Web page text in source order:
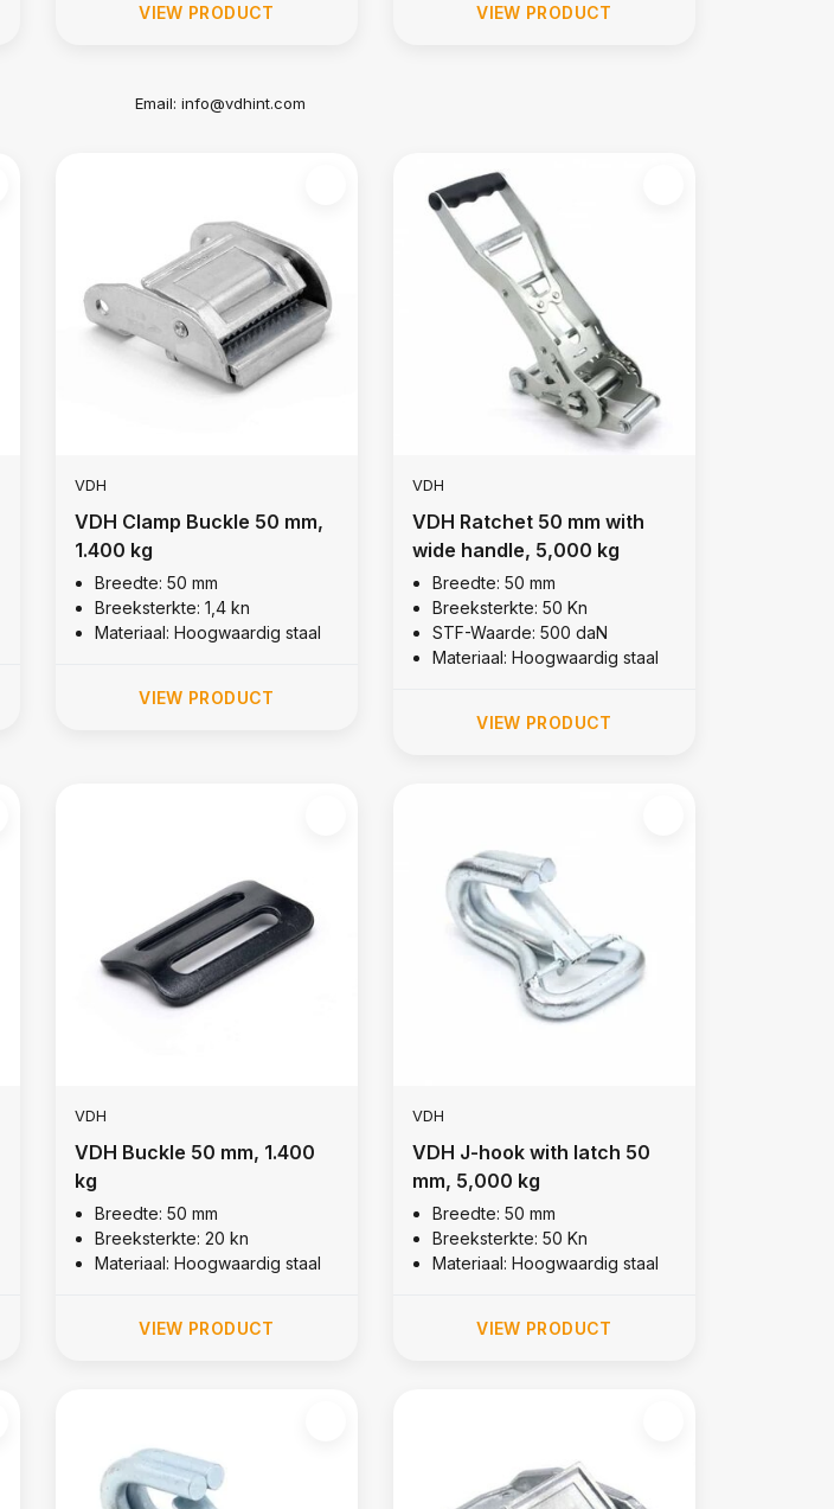
VIEW PRODUCT VIEW PRODUCT
Email: info@vdhint.com
VDH
VDH Clamp Buckle 50 mm,
1.400 kg
Breedte: 50 mm
Breeksterkte: 1,4 kn
Materiaal: Hoogwaardig staal
VIEW PRODUCT
VDH
VDH Ratchet 50 mm with
wide handle, 5,000 kg
Breedte: 50 mm
Breeksterkte: 50 Kn
STF-Waarde: 500 daN
Materiaal: Hoogwaardig staal
VIEW PRODUCT
VDH
VDH Buckle 50 mm, 1.400
kg
Breedte: 50 mm
Breeksterkte: 20 kn
Materiaal: Hoogwaardig staal
VIEW PRODUCT
VDH
VDH J-hook with latch 50
mm, 5,000 kg
Breedte: 50 mm
Breeksterkte: 50 Kn
Materiaal: Hoogwaardig staal
VIEW PRODUCT